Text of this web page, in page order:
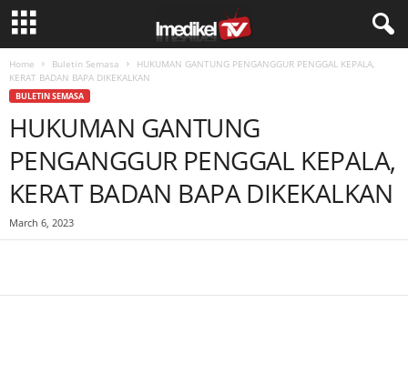
Home Buletin Semasa
HUKUMAN GANTUNG PENGANGGUR PENGGAL KEPALA,
KERAT BADAN BAPA DIKEKALKAN
BULETIN SEMASA
HUKUMAN GANTUNG
PENGANGGUR PENGGAL KEPALA,
KERAT BADAN BAPA DIKEKALKAN
March 6, 2023